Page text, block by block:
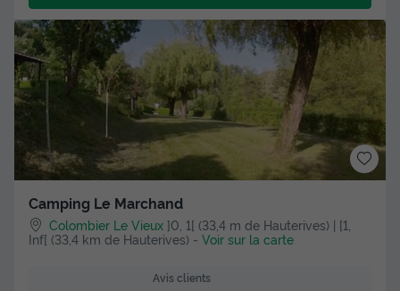
Camping Le Marchand
Colombier Le Vieux ]0, 1[ (33,4 m de Hauterives) | [1,
Inf[ (33,4 km de Hauterives) - Voir sur la carte
Avis clients